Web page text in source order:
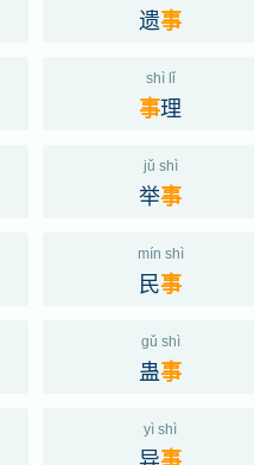
遗事
shì lǐ
事理
jǔ shì
举事
mín shì
民事
gǔ shì
蛊事
yì shì
异